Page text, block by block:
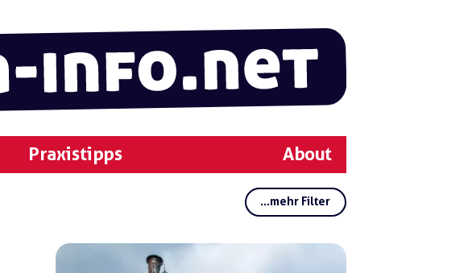
Praxistipps About
...mehr Filter